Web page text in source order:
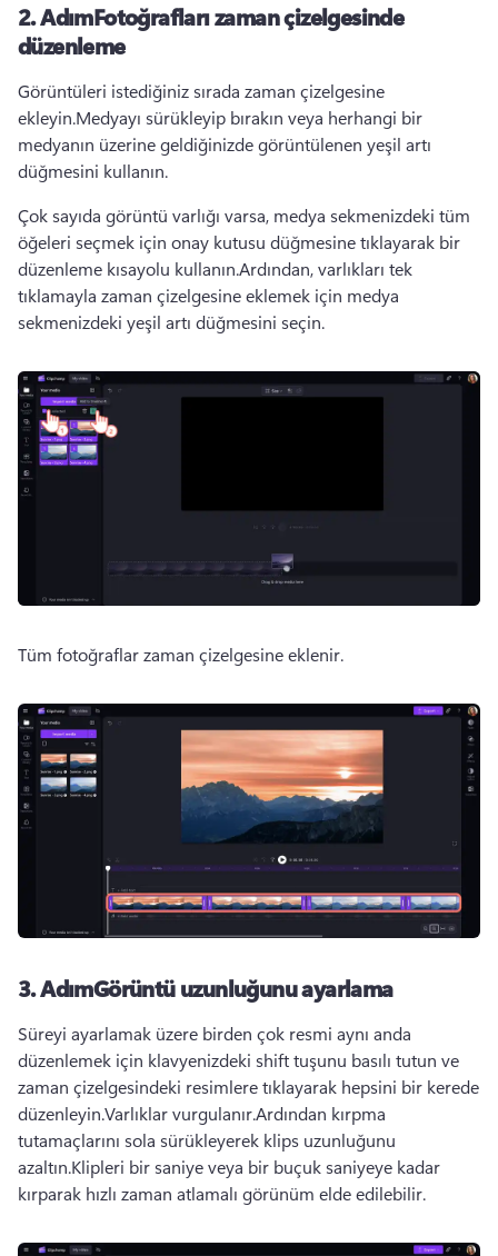
2. AdımFotoğrafları zaman çizelgesinde
düzenleme
Görüntüleri istediğiniz sırada zaman çizelgesine
ekleyin.Medyayı sürükleyip bırakın veya herhangi bir
medyanın üzerine geldiğinizde görüntülenen yeşil artı
düğmesini kullanın.
Çok sayıda görüntü varlığı varsa, medya sekmenizdeki tüm
öğeleri seçmek için onay kutusu düğmesine tıklayarak bir
düzenleme kısayolu kullanın.Ardından, varlıkları tek
tıklamayla zaman çizelgesine eklemek için medya
sekmenizdeki yeşil artı düğmesini seçin.
Tüm fotoğraflar zaman çizelgesine eklenir.
3. AdımGörüntü uzunluğunu ayarlama
Süreyi ayarlamak üzere birden çok resmi aynı anda
düzenlemek için klavyenizdeki shift tuşunu basılı tutun ve
zaman çizelgesindeki resimlere tıklayarak hepsini bir kerede
düzenleyin.Varlıklar vurgulanır.Ardından kırpma
tutamaçlarını sola sürükleyerek klips uzunluğunu
azaltın.Klipleri bir saniye veya bir buçuk saniyeye kadar
kırparak hızlı zaman atlamalı görünüm elde edilebilir.